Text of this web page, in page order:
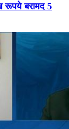
बरामद 5